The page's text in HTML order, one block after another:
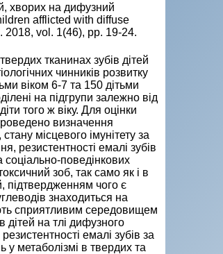
хворих на дифузний
afflicted with diffuse
vol. 1(46), pp. 19-24.
тканинах зубів дітей
чинників розвитку
віком 6-7 та 150 дітьми
на підгрупи залежно від
того ж віку. Для оцінки
визначення
місцевого імунітету за
резистентності емалі зубів
поведінкових
зоб, так само як і в
підтвердженням чого є
знаходиться на
сприятливим середовищем
дітей на тлі дифузного
емалі зубів за
у метаболізмі в твердих та